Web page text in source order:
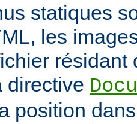
statiques
les
résidant
directive
position